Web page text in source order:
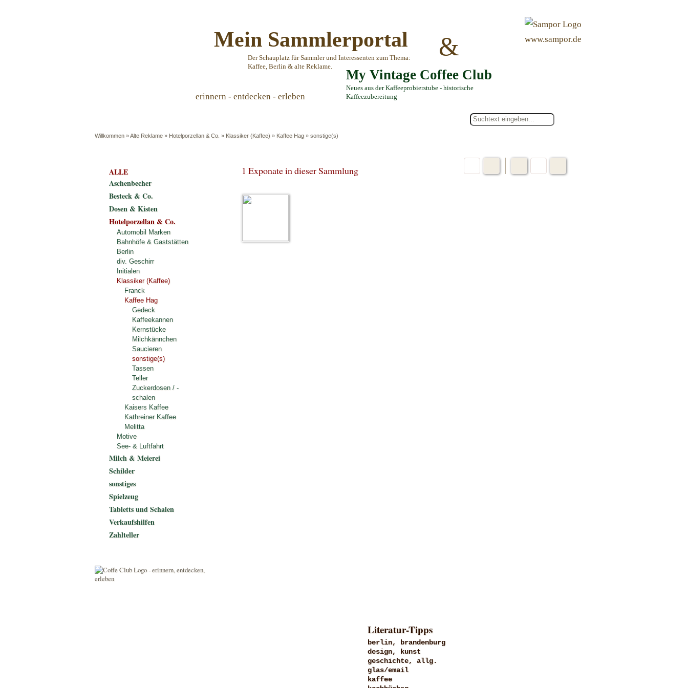
Mein Sammlerportal
Der Schauplatz für Sammler und Interessenten zum Thema:
Kaffee, Berlin & alte Reklame.
&
My Vintage Coffee Club
Neues aus der Kaffeeprobierstube - historische
Kaffeezubereitung
www.sampor.de
erinnern - entdecken - erleben
Willkommen »Alte Reklame » Hotelporzellan & Co. » Klassiker (Kaffee) » Kaffee Hag » sonstige(s)
1 Exponate in dieser Sammlung
ALLE
Aschenbecher
Besteck & Co.
Dosen & Kisten
Hotelporzellan & Co.
Automobil Marken
Bahnhöfe & Gaststätten
Berlin
div. Geschirr
Initialen
Klassiker (Kaffee)
Franck
Kaffee Hag
Gedeck
Kaffeekannen
Kernstücke
Milchkännchen
Saucieren
sonstige(s)
Tassen
Teller
Zuckerdosen / -
schalen
Kaisers Kaffee
Kathreiner Kaffee
Melitta
Motive
See- & Luftfahrt
Milch & Meierei
Schilder
sonstiges
Spielzeug
Tabletts und Schalen
Verkaufshilfen
Zahlteller
Literatur-Tipps
berlin, brandenburg
design, kunst
geschichte, allg.
glas/email
kaffee